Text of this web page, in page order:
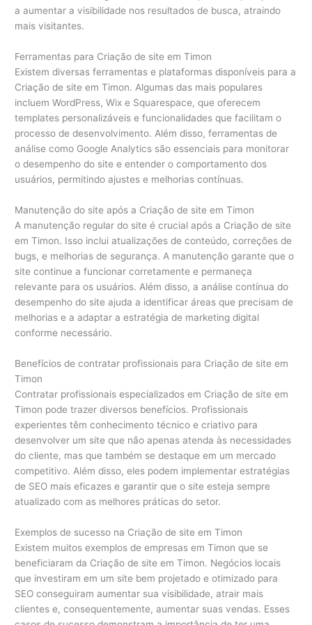
a aumentar a visibilidade nos resultados de busca, atraindo
mais visitantes.
Ferramentas para Criação de site em Timon
Existem diversas ferramentas e plataformas disponíveis para a
Criação de site em Timon. Algumas das mais populares
incluem WordPress, Wix e Squarespace, que oferecem
templates personalizáveis e funcionalidades que facilitam o
processo de desenvolvimento. Além disso, ferramentas de
análise como Google Analytics são essenciais para monitorar
o desempenho do site e entender o comportamento dos
usuários, permitindo ajustes e melhorias contínuas.
Manutenção do site após a Criação de site em Timon
A manutenção regular do site é crucial após a Criação de site
em Timon. Isso inclui atualizações de conteúdo, correções de
bugs, e melhorias de segurança. A manutenção garante que o
site continue a funcionar corretamente e permaneça
relevante para os usuários. Além disso, a análise contínua do
desempenho do site ajuda a identificar áreas que precisam de
melhorias e a adaptar a estratégia de marketing digital
conforme necessário.
Benefícios de contratar profissionais para Criação de site em
Timon
Contratar profissionais especializados em Criação de site em
Timon pode trazer diversos benefícios. Profissionais
experientes têm conhecimento técnico e criativo para
desenvolver um site que não apenas atenda às necessidades
do cliente, mas que também se destaque em um mercado
competitivo. Além disso, eles podem implementar estratégias
de SEO mais eficazes e garantir que o site esteja sempre
atualizado com as melhores práticas do setor.
Exemplos de sucesso na Criação de site em Timon
Existem muitos exemplos de empresas em Timon que se
beneficiaram da Criação de site em Timon. Negócios locais
que investiram em um site bem projetado e otimizado para
SEO conseguiram aumentar sua visibilidade, atrair mais
clientes e, consequentemente, aumentar suas vendas. Esses